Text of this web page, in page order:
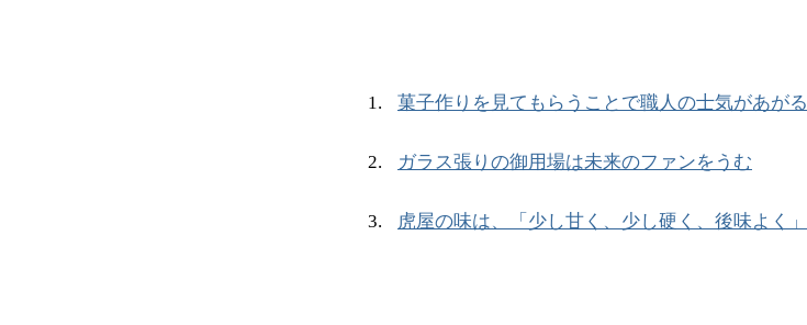
菓子作りを見てもらうことで職人の士気があがる
ガラス張りの御用場は未来のファンをうむ
虎屋の味は、「少し甘く、少し硬く、後味よく」